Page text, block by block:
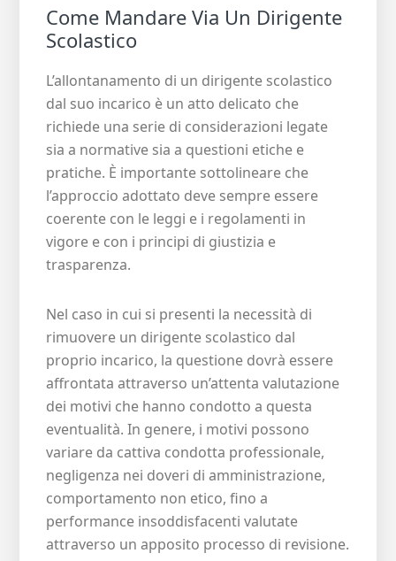
Come Mandare Via Un Dirigente
Scolastico
L’allontanamento di un dirigente scolastico
dal suo incarico è un atto delicato che
richiede una serie di considerazioni legate
sia a normative sia a questioni etiche e
pratiche. È importante sottolineare che
l’approccio adottato deve sempre essere
coerente con le leggi e i regolamenti in
vigore e con i principi di giustizia e
trasparenza.
Nel caso in cui si presenti la necessità di
rimuovere un dirigente scolastico dal
proprio incarico, la questione dovrà essere
affrontata attraverso un’attenta valutazione
dei motivi che hanno condotto a questa
eventualità. In genere, i motivi possono
variare da cattiva condotta professionale,
negligenza nei doveri di amministrazione,
comportamento non etico, fino a
performance insoddisfacenti valutate
attraverso un apposito processo di revisione.